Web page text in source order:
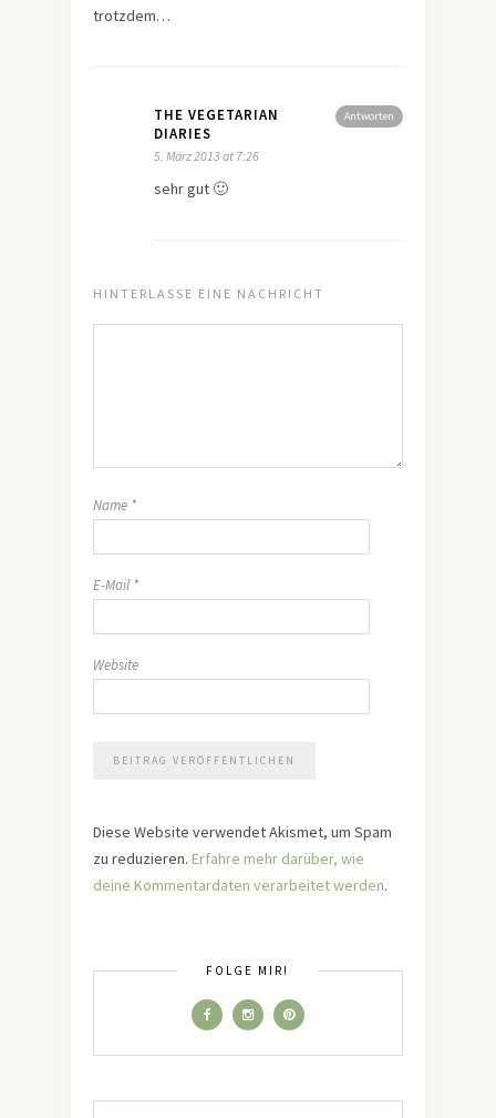
trotzdem…
Antworten
THE VEGETARIAN
DIARIES
5. März 2013 at 7:26
sehr gut 🙂
HINTERLASSE EINE NACHRICHT
Name *
E-Mail *
Website
Diese Website verwendet Akismet, um Spam
zu reduzieren. Erfahre mehr darüber, wie
deine Kommentardaten verarbeitet werden.
FOLGE MIR!